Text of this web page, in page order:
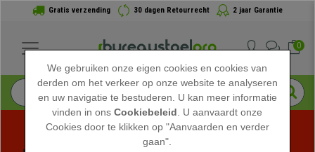
Gratis verzending 30 dagen Retourrecht 2 jaar Garantie
0
We gebruiken onze eigen cookies en cookies van
derden om het verkeer op onze website te analyseren
en uw navigatie te bestuderen. U kan meer informatie
vinden in onsCookiebeleid . U aanvaardt onze
Cookies door te klikken op "Aanvaarden en verder
gaan".